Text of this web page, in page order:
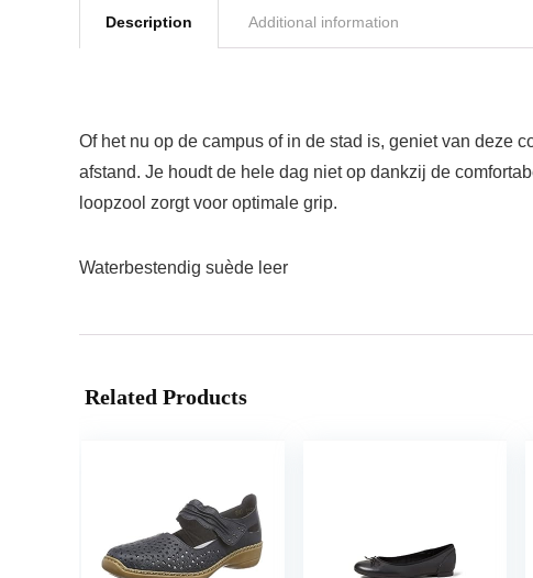
Description Additional information
Of het nu op de campus of in de stad is, geniet van deze
afstand. Je houdt de hele dag niet op dankzij de
loopzool zorgt voor optimale grip.
Waterbestendig suède leer
Related Products